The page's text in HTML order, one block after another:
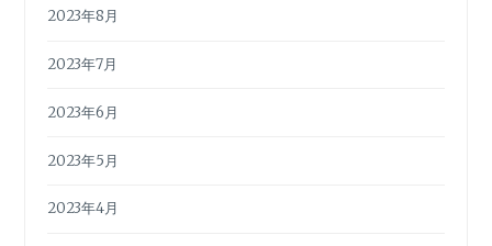
2023年8月
2023年7月
2023年6月
2023年5月
2023年4月